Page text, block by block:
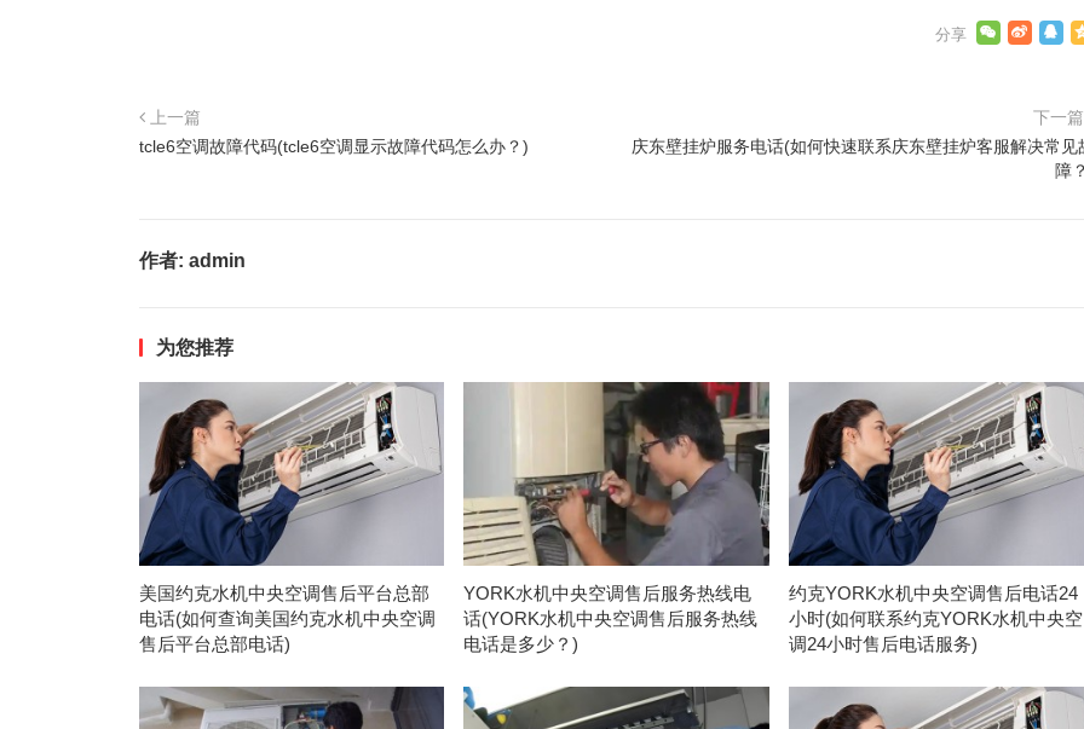
上一篇
tcle6空调故障代码(tcle6空调显示故障代码怎么办？)
下一篇
庆东壁挂炉服务电话(如何快速联系庆东壁挂炉客服解决常见
障
作者: admin
为您推荐
美国约克水机中央空调售后平台总部
电话(如何查询美国约克水机中央空调
售后平台总部电话)
YORK水机中央空调售后服务热线电
话(YORK水机中央空调售后服务热线
电话是多少？)
约克YORK水机中央空调售后电话24
小时(如何联系约克YORK水机中央空
调24小时售后电话服务)